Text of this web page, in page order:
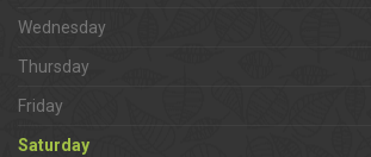
Wednesday
Thursday
Friday
Saturday